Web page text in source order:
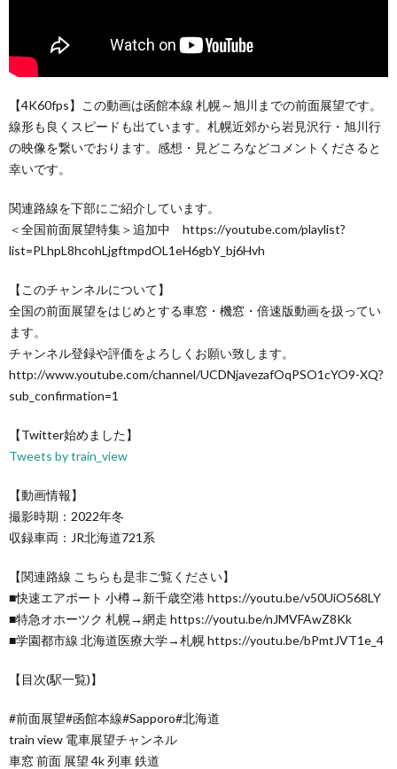
【4K60fps】この動画は函館本線 札幌～旭川までの前面展望です。
線形も良くスピードも出ています。札幌近郊から岩見沢行・旭川行
の映像を繋いでおります。感想・見どころなどコメントくださると
幸いです。
関連路線を下部にご紹介しています。
＜全国前面展望特集＞追加中 https://youtube.com/playlist?
list=PLhpL8hcohLjgftmpdOL1eH6gbY_bj6Hvh
【このチャンネルについて】
全国の前面展望をはじめとする車窓・機窓・倍速版動画を扱ってい
ます。
チャンネル登録や評価をよろしくお願い致します。
http://www.youtube.com/channel/UCDNjavezafOqPSO1cYO9-XQ?
sub_confirmation=1
【Twitter始めました】
Tweets by train_view
【動画情報】
撮影時期：2022年冬
収録車両：JR北海道721系
【関連路線 こちらも是非ご覧ください】
■快速エアポート 小樽→新千歳空港 https://youtu.be/v50UiO568LY
■特急オホーツク 札幌→網走 https://youtu.be/nJMVFAwZ8Kk
■学園都市線 北海道医療大学→札幌 https://youtu.be/bPmtJVT1e_4
【目次(駅一覧)】
#前面展望#函館本線#Sapporo#北海道
train view 電車展望チャンネル
車窓 前面 展望 4k 列車 鉄道